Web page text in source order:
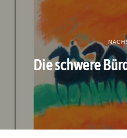
Die schwere